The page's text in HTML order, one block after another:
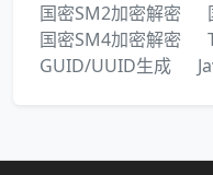
国密SM2加密解密
国密SM4加密解密
GUID/UUID生成